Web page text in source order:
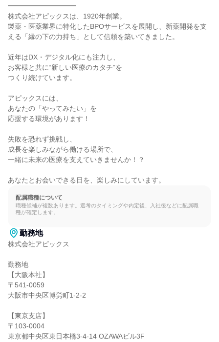
━━━━━━━━━━
株式会社アピックスは、1920年創業。
製薬・医薬業界に特化したBPOサービスを展開し、新薬開発を支
える「縁の下の力持ち」として信頼を築いてきました。
近年はDX・デジタル化にも注力し、
お客様と共に“新しい医療のカタチ”を
つくり続けています。
アピックスには、
あなたの「やってみたい」を
応援する環境があります！
失敗を恐れず挑戦し、
成長を楽しみながら働ける場所で、
一緒に未来の医療を支えていきませんか！？
あなたとお会いできる日を、楽しみにしています。
配属職種について
職種候補が複数あります。選考のタイミングや内定後、入社後などに配属職
種が確定します。
勤務地
株式会社アピックス
勤務地
【大阪本社】
〒541-0059
大阪市中央区博労町1-2-2
【東京支店】
〒103-0004
東京都中央区東日本橋3-4-14 OZAWAビル3F